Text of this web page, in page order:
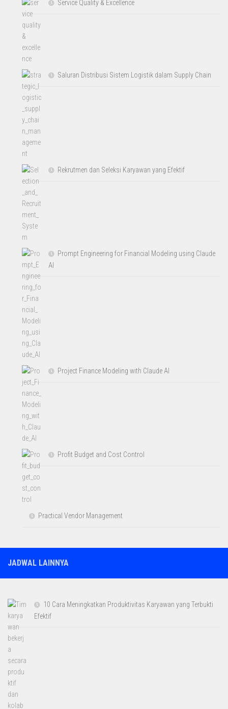
Service Quality & Excellence
Saluran Distribusi Sistem Logistik dalam Supply Chain
Rekrutmen dan Seleksi Karyawan yang Efektif
Prompt Engineering for Financial Modeling using Claude
AI
Project Finance Modeling with Claude AI
Profit Budget and Cost Control
Practical Vendor Management
JADWAL LAINNYA
10 Cara Meningkatkan Produktivitas Karyawan yang Terbukti
Efektif